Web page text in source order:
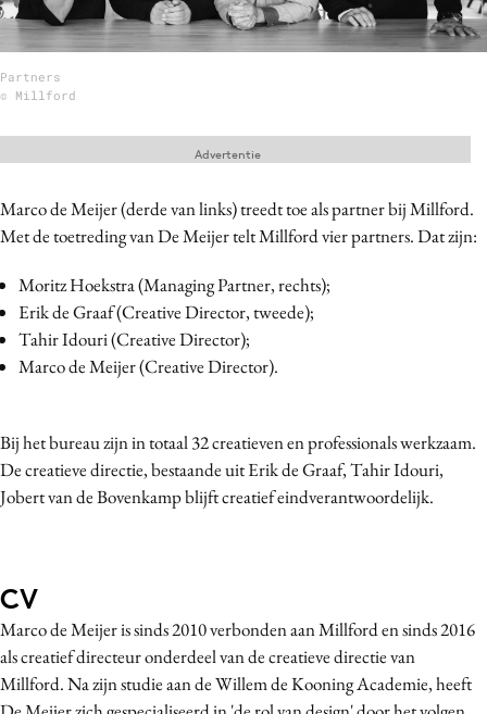
12 nov: MarketingLive!
Adverteren
Events
Partners
Artificial Intelligence
Bureaus
Campagnes
Contentmarketing
Craft
Customer Experience
Digital transformation
Diversiteit
Effectiviteit
Gedragsverandering
Partners
© Millford
Marco de Meijer (derde van links) treedt toe als partner bij Millford.
Met de toetreding van De Meijer telt Millford vier partners. Dat zijn:
Moritz Hoekstra (Managing Partner, rechts);
Erik de Graaf (Creative Director, tweede);
Tahir Idouri (Creative Director);
Marco de Meijer (Creative Director).
Bij het bureau zijn in totaal 32 creatieven en professionals werkzaam.
De creatieve directie, bestaande uit Erik de Graaf, Tahir Idouri,
Jobert van de Bovenkamp blijft creatief eindverantwoordelijk.
CV
Marco de Meijer is sinds 2010 verbonden aan Millford en sinds 2016
alscreatief directeur onderdeel van de creatieve directie van
Millford. Na zijn studie aan de Willem de Kooning Academie, heeft
Advertentie